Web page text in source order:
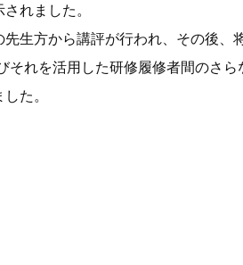
募集
界湖沼の日」制定
れました。
生方から講評が行われ、その後、
それを活用した研修履修者間のさら
た。